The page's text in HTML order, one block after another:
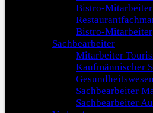
Bistro-Mitarbeiter
Bistro-Mitarbeiter
Sachbearbeiter
Mitarbeiter
Kaufmännischer
Sachbearbeiter
Sachbearbeiter